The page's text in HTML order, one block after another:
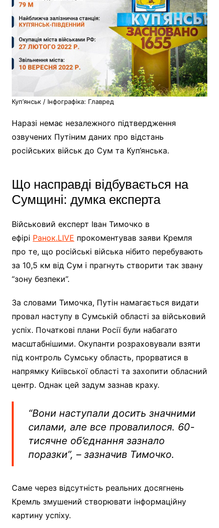
​Куп’янськ / Інфографіка: Главред ​
Наразі немає незалежного підтвердження
озвучених Путіним даних про відстань
російських військ до Сум та Куп’янська.
Що насправді відбувається на
Сумщині: думка експерта
Військовий експерт Іван Тимочко в
ефірі Ранок.LIVE прокоментував заяви Кремля
про те, що російські війська нібито перебувають
за 10,5 км від Сум і прагнуть створити так звану
“зону безпеки”.
За словами Тимочка, Путін намагається видати
провал наступу в Сумській області за військовий
успіх. Початкові плани Росії були набагато
масштабнішими. Окупанти розраховували взяти
під контроль Сумську область, прорватися в
напрямку Київської області та захопити обласний
центр. Однак цей задум зазнав краху.
“Вони наступали досить значними
силами, але все провалилося. 60-
тисячне об’єднання зазнало
поразки”, – зазначив Тимочко.
Саме через відсутність реальних досягнень
Кремль змушений створювати інформаційну
картину успіху.